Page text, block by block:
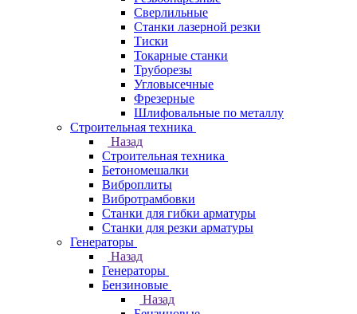
Сверлильные
Станки лазерной резки
Тиски
Токарные станки
Труборезы
Угловысечные
Фрезерные
Шлифовальные по металлу
Строительная техника
Назад
Строительная техника
Бетономешалки
Виброплиты
Вибротрамбовки
Станки для гибки арматуры
Станки для резки арматуры
Генераторы
Назад
Генераторы
Бензиновые
Назад